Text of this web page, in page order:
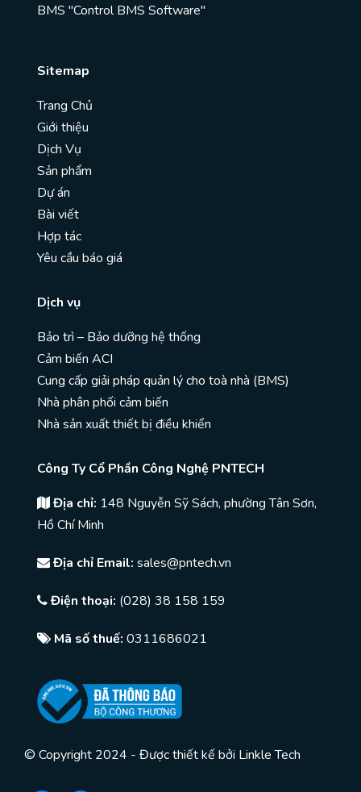
BMS "Control BMS Software"
Sitemap
Trang Chủ
Giới thiệu
Dịch Vụ
Sản phẩm
Dự án
Bài viết
Hợp tác
Yêu cầu báo giá
Dịch vụ
Bảo trì – Bảo dưỡng hệ thống
Cảm biến ACI
Cung cấp giải pháp quản lý cho toà nhà (BMS)
Nhà phân phối cảm biến
Nhà sản xuất thiết bị điều khiển
Công Ty Cổ Phần Công Nghệ PNTECH
Địa chỉ: 148 Nguyễn Sỹ Sách, phường Tân Sơn,
Hồ Chí Minh
Địa chỉ Email: sales@pntech.vn
Điện thoại: (028) 38 158 159
Mã số thuế: 0311686021
© Copyright 2024 - Được thiết kế bởi Linkle Tech